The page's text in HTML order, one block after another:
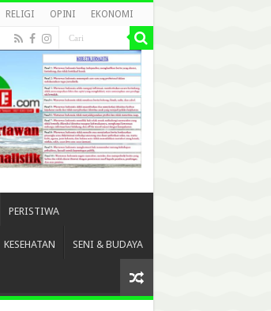
RELIGI OPINI EKONOMI
PERISTIWA
KESEHATAN SENI & BUDAYA